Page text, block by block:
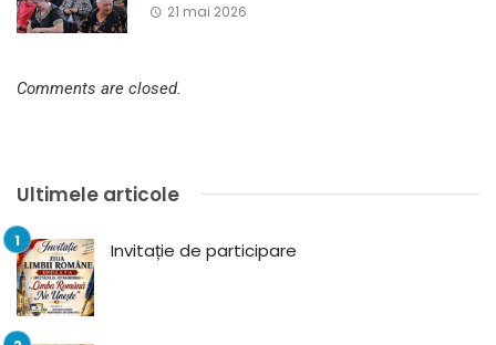
21 mai 2026
Comments are closed.
Ultimele articole
Invitație de participare